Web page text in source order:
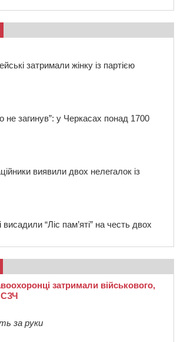
затримали жінку із партією
не загинув”: у Черкасах понад 1700
виявили двох нелегалок із
“Ліс пам’яті” на честь двох
затримали військового,
СЗЧ
за руки